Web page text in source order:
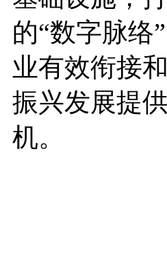
的“数字脉络
业有效衔接
振兴发展提
机。